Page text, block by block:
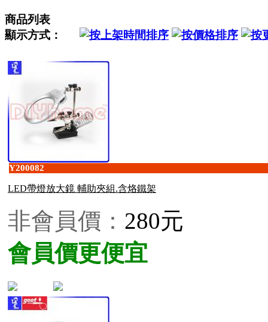
商品列表
顯示方式：
Y200082
LED帶燈放大鏡 輔助夾組.含烙鐵架
非會員價： 280元
會員價更便宜